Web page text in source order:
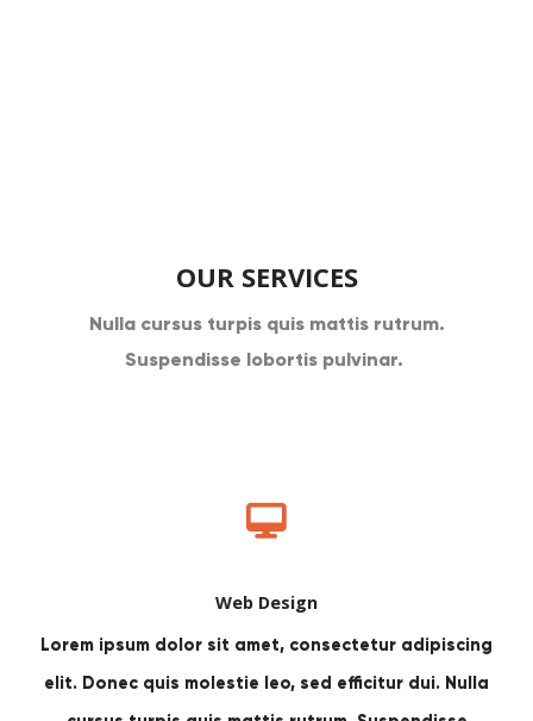
OUR SERVICES
Nulla cursus turpis quis mattis rutrum.
Suspendisse lobortis pulvinar.
Web Design
Lorem ipsum dolor sit amet, consectetur adipiscing
elit. Donec quis molestie leo, sed efficitur dui. Nulla